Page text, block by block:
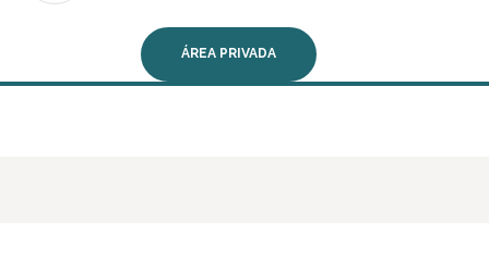
ÁREA PRIVADA